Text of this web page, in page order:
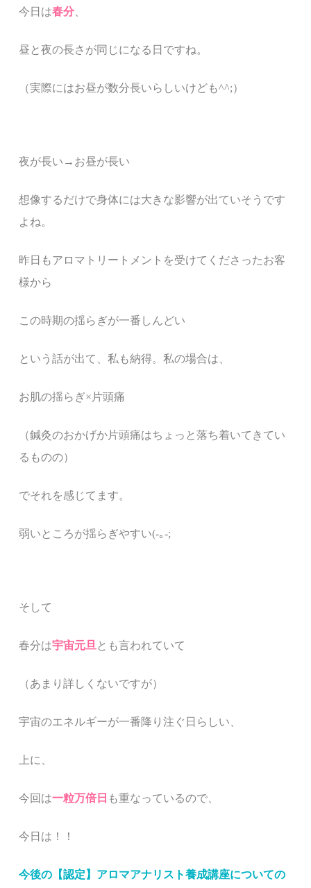
今日は春分
昼と夜の長さが同じになる日ですね。
（実際にはお昼が数分長いらしいけども^^;）
夜が長い→お昼が長い
想像するだけで身体には大きな影響が出ていそうです
よね。
昨日もアロマトリートメントを受けてくださったお客
様から
この時期の揺らぎが一番しんどい
という話が出て、私も納得。私の場合は、
お肌の揺らぎ×片頭痛
（鍼灸のおかげか片頭痛はちょっと落ち着いてきてい
るものの）
でそれを感じてます。
弱いところが揺らぎやすい(-｡-;
そして
春分は宇宙元旦とも言われていて
（あまり詳しくないですが）
宇宙のエネルギーが一番降り注ぐ日らしい、
上に、
今回は一粒万倍日 も重なっているので、
今日は！！
今後の【認定】アロマアナリスト養成講座についての